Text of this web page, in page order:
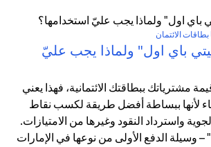
بطاقات الائتمان
باي اول" ولماذا يجب عليّ
مشترياتك ببطاقتك الائتمانية، فهذا يعني
لأنها ببساطة أفضل طريقة لكسب نقاط
واسترداد النقود وغيرها من الامتيازات.
وسيلة الدفع الأولى من نوعها في الإمارات